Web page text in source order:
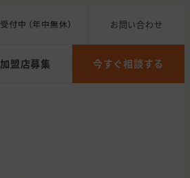
お問い合わせ
加盟店募集 今すぐ相談する